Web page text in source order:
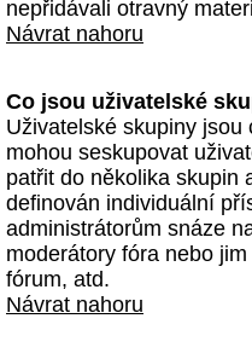
nepřidávali otravný
Návrat nahoru
Co jsou uživatelské
Uživatelské skupiny jsou
mohou seskupovat
patřit do několika skupin
definován individuální
administrátorům snáze
moderátory fóra nebo
fórum, atd.
Návrat nahoru